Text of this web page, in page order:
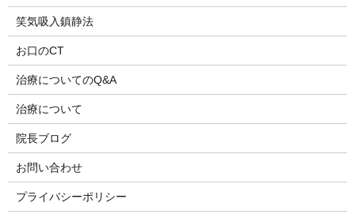
笑気吸入鎮静法
お口のCT
治療についてのQ&A
治療について
院長ブログ
お問い合わせ
プライバシーポリシー